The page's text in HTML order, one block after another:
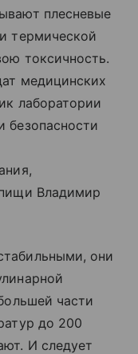
плесневые
термической
токсичность.
медицинских
лаборатории
безопасности
Владимир
они
части
до 200
И следует